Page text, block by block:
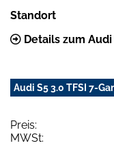
Standort
Details zum
Audi S5 3.0 TFSI 7-
Preis:
MWSt: